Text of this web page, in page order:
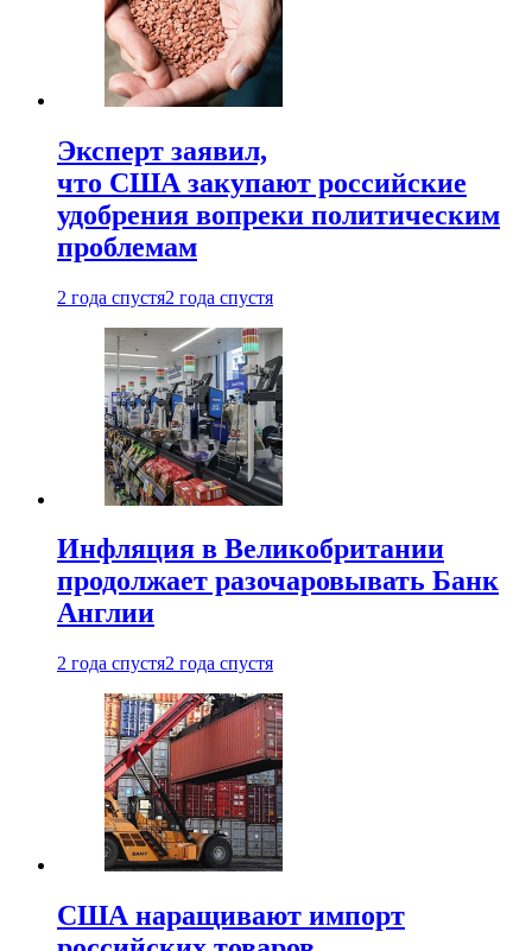
Эксперт заявил,
что США закупают российские
удобрения вопреки политическим
проблемам
2 года спустя2 года спустя
Инфляция в Великобритании
продолжает разочаровывать Банк
Англии
2 года спустя2 года спустя
США наращивают импорт